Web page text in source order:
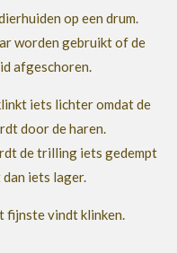
op een drum.
worden gebruikt of de
afgeschoren.
iets lichter omdat de
door de haren.
de trilling iets gedempt
iets lager.
fijnste vindt klinken.